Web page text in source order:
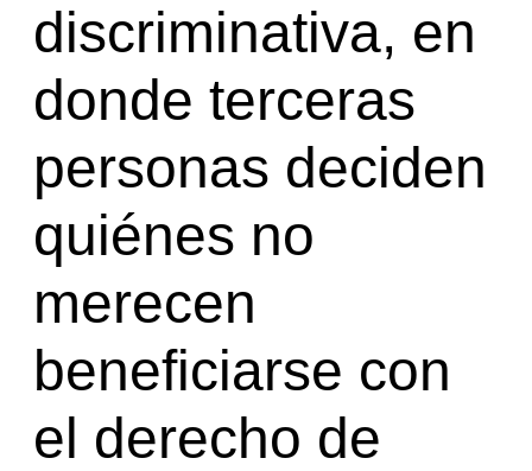
discriminativa, en
donde terceras
personas deciden
quiénes no
merecen
beneficiarse con
el derecho de